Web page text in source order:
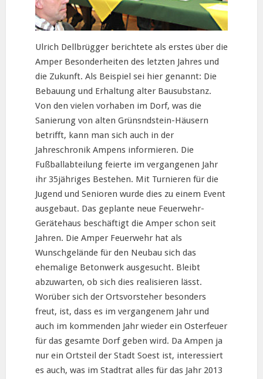
Ulrich Dellbrügger berichtete als erstes über die
Amper Besonderheiten des letzten Jahres und
die Zukunft. Als Beispiel sei hier genannt: Die
Bebauung und Erhaltung alter Bausubstanz.
Von den vielen vorhaben im Dorf, was die
Sanierung von alten Grünsndstein-Häusern
betrifft, kann man sich auch in der
Jahreschronik Ampens informieren. Die
Fußballabteilung feierte im vergangenen Jahr
ihr 35jähriges Bestehen. Mit Turnieren für die
Jugend und Senioren wurde dies zu einem Event
ausgebaut. Das geplante neue Feuerwehr-
Gerätehaus beschäftigt die Amper schon seit
Jahren. Die Amper Feuerwehr hat als
Wunschgelände für den Neubau sich das
ehemalige Betonwerk ausgesucht. Bleibt
abzuwarten, ob sich dies realisieren lässt.
Worüber sich der Ortsvorsteher besonders
freut, ist, dass es im vergangenem Jahr und
auch im kommenden Jahr wieder ein Osterfeuer
für das gesamte Dorf geben wird. Da Ampen ja
nur ein Ortsteil der Stadt Soest ist, interessiert
es auch, was im Stadtrat alles für das Jahr 2013